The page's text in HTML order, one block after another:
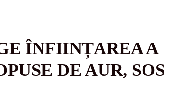
ÎNFIINȚAREA A
DE AUR, SOS